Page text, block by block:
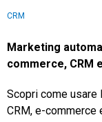
CRM
Marketing
commerce, CRM
Scopri come usare
CRM, e-commerce